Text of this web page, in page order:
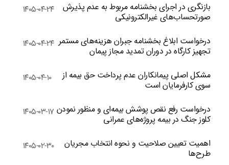
بازنگری در اجرای بخشنامه مربوط به عدم پذیرش
صورتحساب‌های غیرالکترونیکی
۱۴۰۵-۰۴-۲۴
درخواست ابلاغ بخشنامه جبران هزینه‌های مستمر
تجهیز کارگاه در دوران تمدید مجاز پیمان
۱۴۰۵-۰۴-۲۴
مشکل اصلی پیمانکاران عدم پرداخت حق بیمه از
سوی کارفرمایان است
۱۴۰۵-۰۴-۱۰
درخواست رفع نقص پوشش بیمه‌ای و منظور نمودن
کلوز جنگ در بیمه پروژه‌های عمرانی
۱۴۰۵-۰۳-۱۷
اهمیت تعیین صلاحیت و نحوه انتخاب مجریان
طرح‌ها
۱۴۰۵-۰۲-۳۰